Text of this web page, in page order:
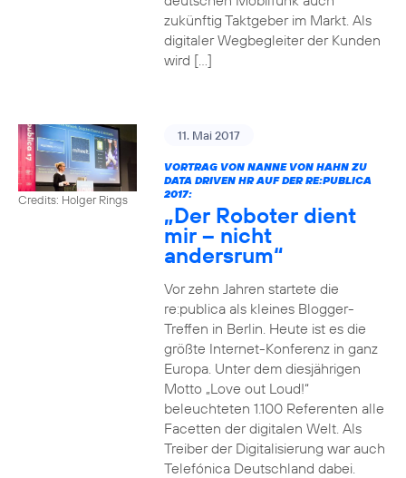
zukünftig Taktgeber im Markt. Als
digitaler Wegbegleiter der Kunden
wird […]
Credits: Holger Rings
11. Mai 2017
VORTRAG VON NANNE VON HAHN ZU
DATA DRIVEN HR AUF DER RE:PUBLICA
2017:
„Der Roboter dient
mir – nicht
andersrum“
Vor zehn Jahren startete die
re:publica als kleines Blogger-
Treffen in Berlin. Heute ist es die
größte Internet-Konferenz in ganz
Europa. Unter dem diesjährigen
Motto „Love out Loud!“
beleuchteten 1.100 Referenten alle
Facetten der digitalen Welt. Als
Treiber der Digitalisierung war auch
Telefónica Deutschland dabei.